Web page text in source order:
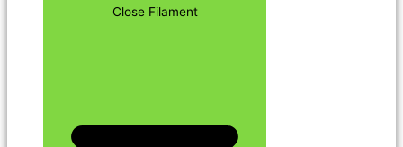
Close Filament